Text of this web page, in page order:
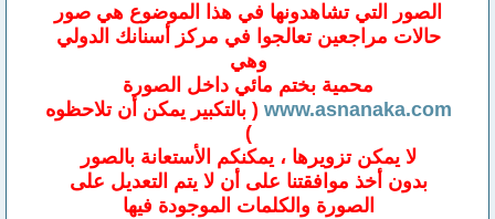
الصور التي تشاهدونها في هذا الموضوع هي صور
حالات مراجعين تعالجوا في مركز أسنانك الدولي
وهي
محمية بختم مائي داخل الصورة
www.asnanaka.com( بالتكبير يمكن أن تلاحظوه
)
لا يمكن تزويرها ، يمكنكم الأستعانة بالصور
بدون أخذ موافقتنا على أن لا يتم التعديل على
الصورة والكلمات الموجودة فيها